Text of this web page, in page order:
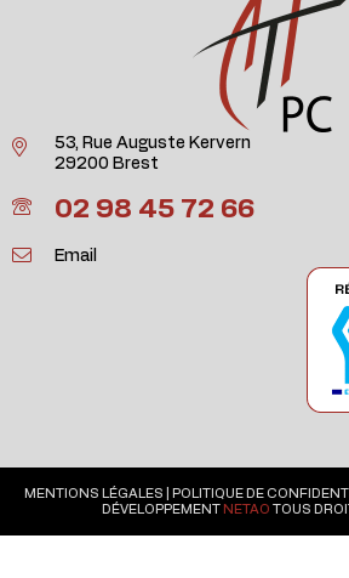
53, Rue Auguste Kervern
29200 Brest
02 98 45 72 66
Email
MENTIONS LÉGALES POLITIQUE DE
DÉVELOPPEMENT NETAO TOUS